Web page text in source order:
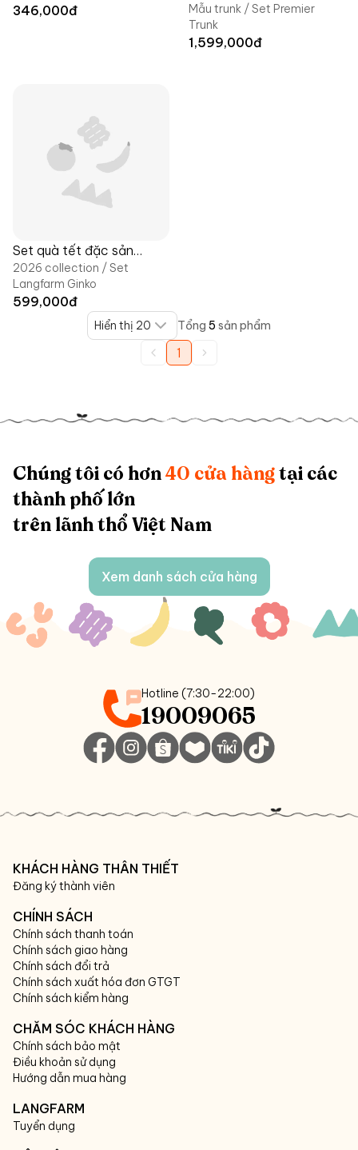
Amour
346,000đ
Mẫu trunk / Set Premier
Trunk
1,599,000đ
Set quà tết đặc sản
Langfarm
2026 collection / Set
Langfarm Ginko
599,000đ
Hiển thị 20 Tổng 5 sản phẩm
1
Chúng tôi có hơn 40 cửa hàng tại các
thành phố lớn
trên lãnh thổ Việt Nam
Xem danh sách cửa hàng
Hotline (7:30-22:00)
19009065
KHÁCH HÀNG THÂN THIẾT
Đăng ký thành viên
CHÍNH SÁCH
Chính sách thanh toán
Chính sách giao hàng
Chính sách đổi trả
Chính sách xuất hóa đơn GTGT
Chính sách kiểm hàng
CHĂM SÓC KHÁCH HÀNG
Chính sách bảo mật
Điều khoản sử dụng
Hướng dẫn mua hàng
LANGFARM
Tuyển dụng